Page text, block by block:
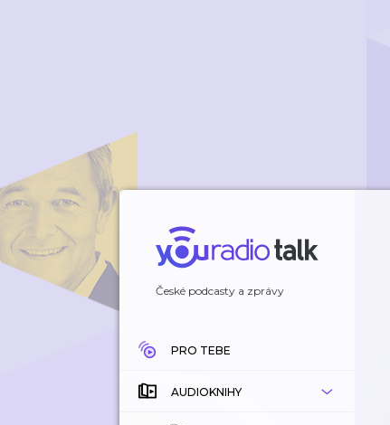
České podcasty a zprávy
PRO TEBE
AUDIOKNIHY